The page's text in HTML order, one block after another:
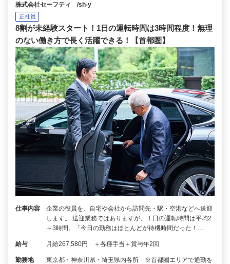
株式会社セーフティ /sh-y
正社員
8割が未経験スタート！1日の運転時間は3時間程度！無理
のない働き方で長く活躍できる！【首都圏】
仕事内容
企業の役員を、自宅や会社から訪問先・駅・空港などへ送迎
します。 送迎業務ではありますが、１日の運転時間は平均2
～3時間。「今日の勤務はほとんどが待機時間だった！…
給与 月給267,580円 ＋各種手当＋賞与年2回
勤務地
東京都・神奈川県・埼玉県内各所 ※首都圏エリアで通勤を